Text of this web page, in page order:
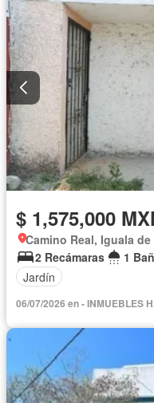
Sala polivalente
Sin amueblar
$ 1,575,000
Camino Real, Iguala
2 Recámaras
1
Jardín
06/07/2026 en - INMUEBLES